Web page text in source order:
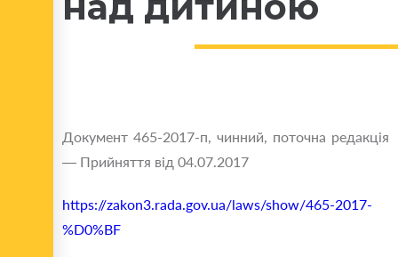
Документ 465-2017-п, чинний, поточна редакція
— Прийняття від 04.07.2017
https://zakon3.rada.gov.ua/laws/show/465-2017-
%D0%BF